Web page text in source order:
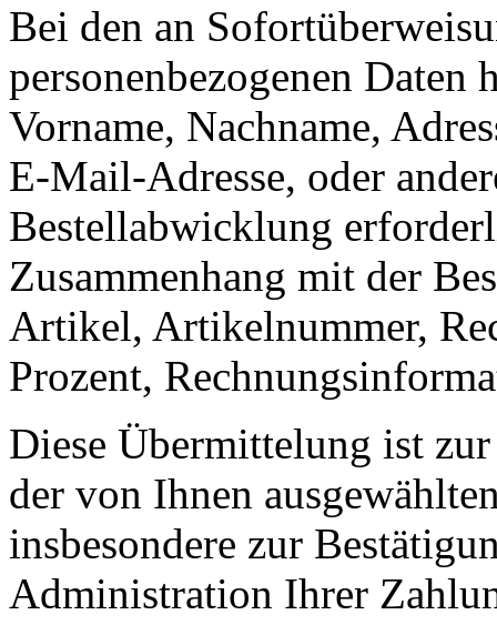
Bei den an
personenbezogenen Daten
Vorname, Nachname,
E-Mail-Adresse, oder
Bestellabwicklung
Zusammenhang mit der
Artikel, Artikelnummer,
Prozent,
Diese Übermittelung ist
der von Ihnen
insbesondere zur
Administration Ihrer